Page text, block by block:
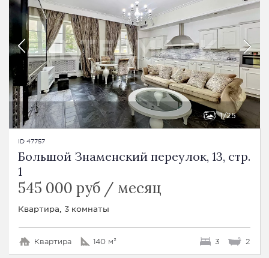
1 25
ID 47757
Большой Знаменский переулок, 13, стр.
1
545 000 руб / месяц
Квартира, 3 комнаты
Квартира 140 м² 3 2